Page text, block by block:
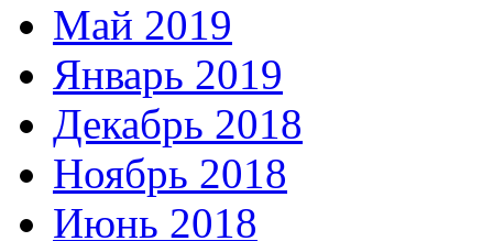
Май 2019
Январь 2019
Декабрь 2018
Ноябрь 2018
Июнь 2018